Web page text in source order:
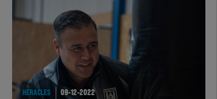
Team Zwart Wit
eSports
HERACLES 09-12-2022